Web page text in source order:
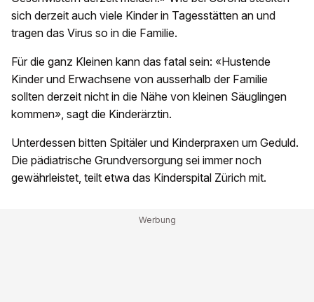
sich derzeit auch viele Kinder in Tagesstätten an und
tragen das Virus so in die Familie.
Für die ganz Kleinen kann das fatal sein: «Hustende
Kinder und Erwachsene von ausserhalb der Familie
sollten derzeit nicht in die Nähe von kleinen Säuglingen
kommen», sagt die Kinderärztin.
Unterdessen bitten Spitäler und Kinderpraxen um Geduld.
Die pädiatrische Grundversorgung sei immer noch
gewährleistet, teilt etwa das Kinderspital Zürich mit.